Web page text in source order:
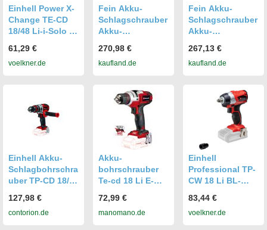
Einhell Power X-
Change TE-CD
18/48 Li-i-Solo 2-
Schlagbohrschra
uber ohne
61,29 €
voelkner.de
Fein Akku-
Schlagschrauber
Akku-
ASCD 18-200 W4
AS (im Karton)
270,98 €
kaufland.de
Fein Akku-
Schlagschrauber
Akku-
ASCD 18-300 W2
AS (im Karton)
267,13 €
kaufland.de
Einhell Akku-
Schlagbohrschra
uber TP-CD 18/80
(4514305)
127,98 €
contorion.de
Akku-
bohrschrauber
Te-cd 18 Li E-
Zur Power X -
Change Familie -
72,99 €
manomano.de
Einhell
Professional TP-
CW 18 Li BL-
Change 4510040
Akku-
83,44 €
voelkner.de